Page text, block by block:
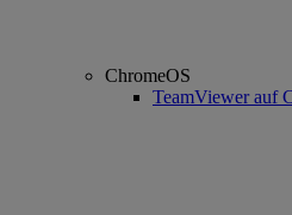
ChromeOS
TeamViewer auf